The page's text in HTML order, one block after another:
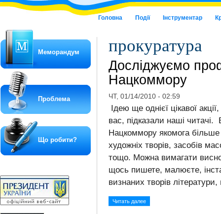
Головна Події Інструментар
прокуратура
Досліджуємо
Нацкоммору
ЧТ, 01/14/2010 - 02:59
Ідею ще однієї цікавої
вас, підказали наші читачі.
Нацкоммору якомога
художніх творів, засобів
тощо. Можна вимагати
щось пишете, малюєте,
визнаних творів
Читать далее
Меморандум
Проблема
Що робити?